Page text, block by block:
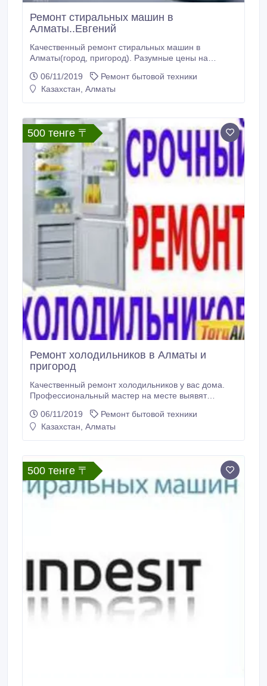
Ремонт стиральных машин в
Алматы..Евгений
Качественный ремонт стиральных машин в
Алматы(город, пригород). Разумные цены на
перерыва и выходных (с 8, 00-22, 00).
06/11/2019
Ремонт бытовой техники
Казахстан, Алматы
500 тенге 〒
Ремонт холодильников в Алматы и
пригород
Качественный ремонт холодильников у вас дома.
Профессиональный мастер на месте выявят
кратчайшие сроки. Ваши заявки выполняются день
в день. Мы используем только оригинальные
выходных и перерывов с 8.
06/11/2019
Ремонт бытовой техники
Казахстан, Алматы
500 тенге 〒